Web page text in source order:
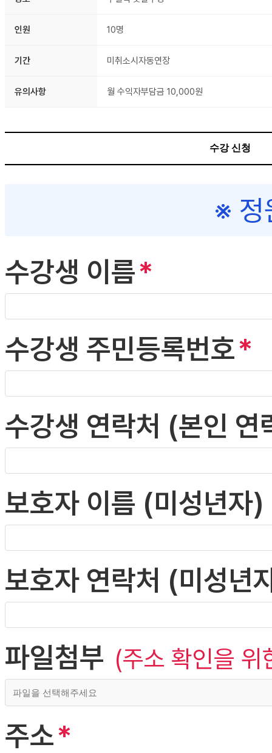
인원 10명
기간 미취소시자동연장
유의사항 월 수익자부담금 10,000원
수강 신청
※ 정
수강생 이름
수강생 주민등록번호
수강생 연락처 (본인
보호자 이름 (미성년자)
보호자 연락처 (미성년
파일첨부 (주소 확인을
주소